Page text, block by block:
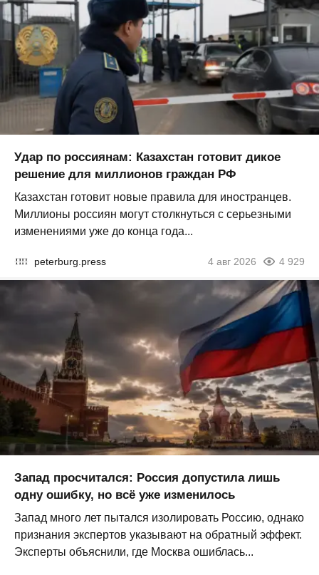
Удар по россиянам: Казахстан готовит дикое
решение для миллионов граждан РФ
Казахстан готовит новые правила для иностранцев.
Миллионы россиян могут столкнуться с серьезными
изменениями уже до конца года...
peterburg.press 4 авг 2026 4 929
Запад просчитался: Россия допустила лишь
одну ошибку, но всё уже изменилось
Запад много лет пытался изолировать Россию, однако
признания экспертов указывают на обратный эффект.
Эксперты объяснили, где Москва ошиблась...